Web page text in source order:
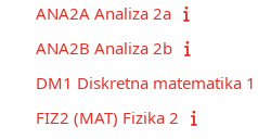
ANA2A Analiza 2a
ANA2B Analiza 2b
DM1 Diskretna matematika 1
FIZ2 (MAT) Fizika 2